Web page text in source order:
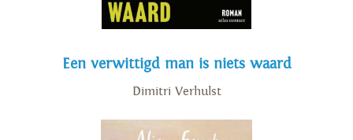
Een verwittigd man is niets waard
Dimitri Verhulst